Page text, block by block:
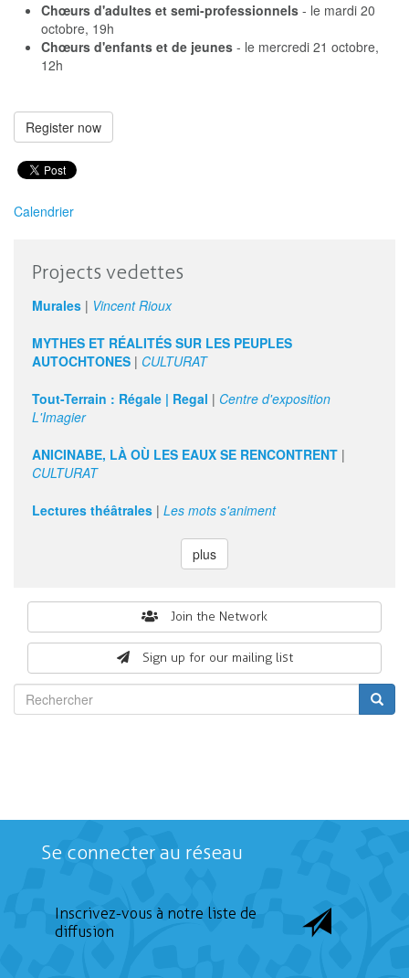
Chœurs d'adultes et semi-professionnels - le mardi 20
octobre, 19h
Chœurs d'enfants et de jeunes - le mercredi 21 octobre,
12h
Register now
Calendrier
Projects vedettes
Murales | Vincent Rioux
MYTHES ET RÉALITÉS SUR LES PEUPLES
AUTOCHTONES | CULTURAT
Tout-Terrain : Régale | Regal | Centre d'exposition
L'Imagier
ANICINABE, LÀ OÙ LES EAUX SE RENCONTRENT |
CULTURAT
Lectures théâtrales | Les mots s'animent
plus
Join the Network
Sign up for our mailing list
form
Se connecter au réseau
Inscrivez-vous à notre liste de
diffusion